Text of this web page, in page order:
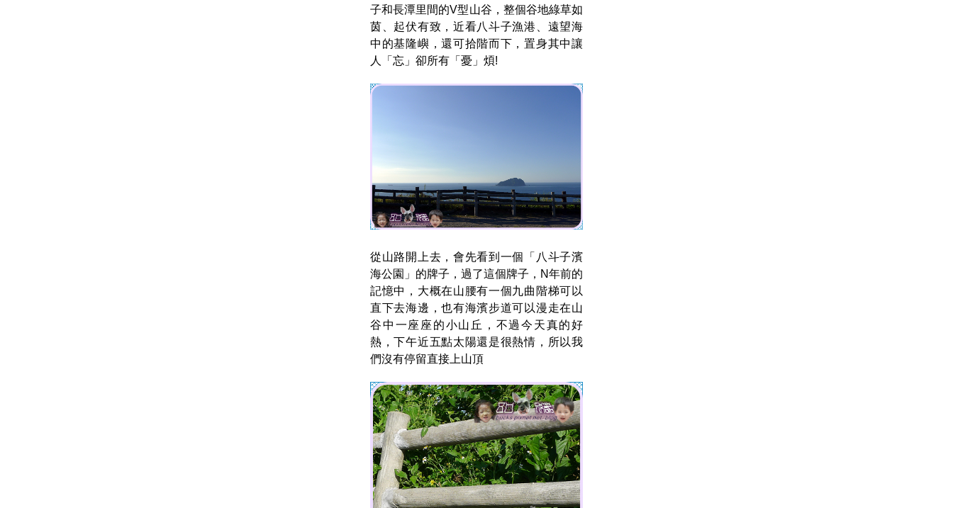
子和長潭里間的V型山谷，整個谷地綠草如
茵、起伏有致，近看八斗子漁港、遠望海
中的基隆嶼，還可拾階而下，置身其中讓
人「忘」卻所有「憂」煩!
從山路開上去，會先看到一個「八斗子濱
海公園」的牌子，過了這個牌子，N年前的
記憶中，大概在山腰有一個九曲階梯可以
直下去海邊，也有海濱步道可以漫走在山
谷中一座座的小山丘，不過今天真的好
熱，下午近五點太陽還是很熱情，所以我
們沒有停留直接上山頂